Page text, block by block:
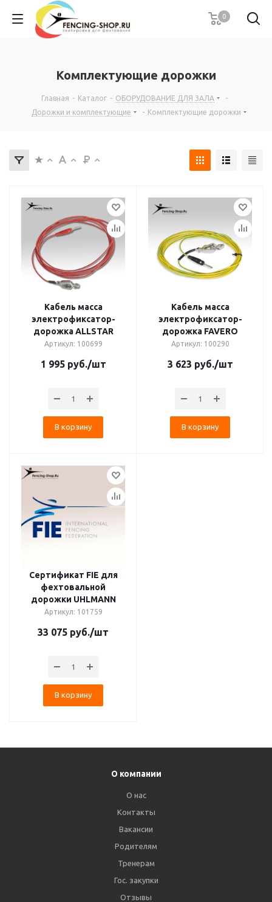
0
Комплектующие дорожки
Главная - Каталог - ОБОРУДОВАНИЕ ДЛЯ ЗАЛА
-
Дорожки и комплектующие
- Комплектующие дорожки
Кабель масса
электрофиксатор-
дорожка ALLSTAR
Артикул: 100699
1 995руб./шт
В корзину
Кабель масса
электрофиксатор-
дорожка FAVERO
Артикул: 100290
3 623 руб./шт
В корзину
Сертификат FIE для
фехтовальной
дорожки UHLMANN
Артикул: 101759
33 075 руб./шт
В корзину
О компании
О нас
Контакты
Вакансии
Родителям
Тренерам
Гос. закупки
Отзывы